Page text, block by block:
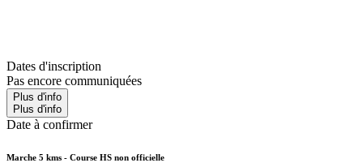
Dates d'inscription
Pas encore communiquées
Plus d'info
Plus d'info
Date à confirmer
Marche 5 kms - Course HS non officielle